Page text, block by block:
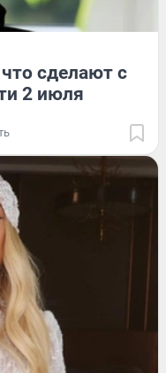
сделают с
2 июля